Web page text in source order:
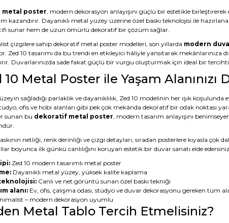
metal poster, modern dekorasyon anlayışını güçlü bir estetikle
kazandırır. Dayanıklı metal yüzey üzerine özel baskı teknolojisi ile
sunar hem de uzun ömürlü dekoratif bir çözüm sağlar.
çizgilere sahip dekoratif metal poster modelleri, son yıllarda modern
Zed 10 tasarımı da bu trendi en etkileyici hâliyle yansıtarak
Duvarlarınızda sade fakat güçlü bir vurgu oluşturmak için ideal bir
10 Metal Poster ile Yaşam Alanınızı
sağladığı parlaklık ve dayanıklılık, Zed 10 modelinin her ışık
ofis ve hobi alanları gibi pek çok mekânda dekoratif bir odak noktası
sunan bu dekoratif metal poster, modern tasarım anlayışını
netliği, renk derinliği ve çizgi detayları, sıradan posterlere kıyasla çok
boyunca ilk günkü canlılığını koruyan estetik bir duvar sanatı elde
Zed 10 modern tasarımlı metal poster
Dayanıklı metal yüzey, yüksek kalite kaplama
Canlı ve net görüntü sunan özel baskı tekniği
alanı:Ev, ofis, çalışma odası, stüdyo ve duvar dekorasyonu gereken tüm
– modern dekorasyon uyumlu
Metal Tablo Tercih Etmelisiniz?